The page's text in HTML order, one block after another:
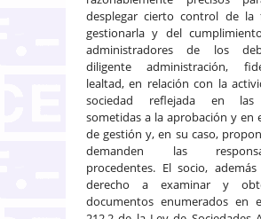
desplegar cierto control de la
gestionarla y del
administradores de los
diligente administración,
lealtad, en relación con la
sociedad reflejada en las
sometidas a la aprobación y en
de gestión y, en su caso,
demanden las
procedentes. El socio,
derecho a examinar y
documentos enumerados en